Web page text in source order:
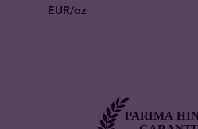
EUR/oz